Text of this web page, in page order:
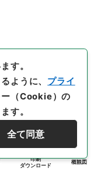
印刷
ダウンロード
概観図
す。
ように、 プライ
ー（Cookie）の
す。
全て同意